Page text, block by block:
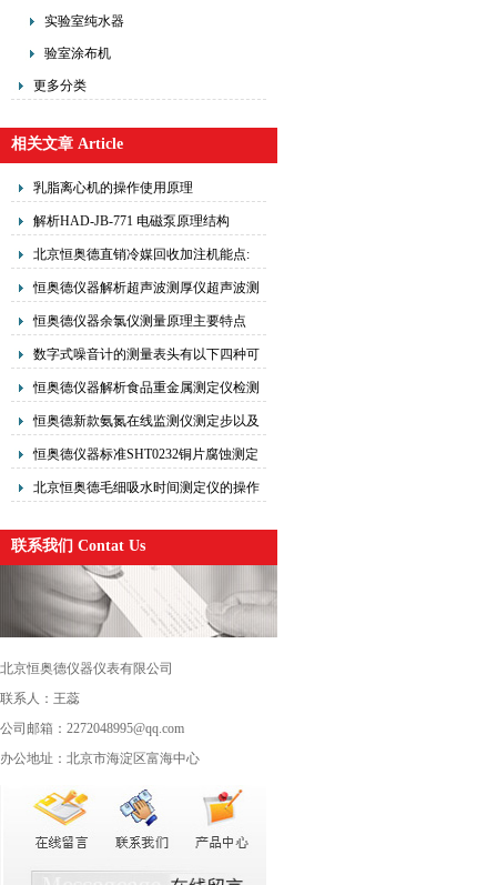
实验室纯水器
验室涂布机
更多分类
相关文章 Article
乳脂离心机的操作使用原理
解析HAD-JB-771 电磁泵原理结构
北京恒奥德直销冷媒回收加注机能点:
恒奥德仪器解析超声波测厚仪超声波测
厚仪AR880工作原理
恒奥德仪器余氯仪测量原理主要特点
数字式噪音计的测量表头有以下四种可
供您选择
恒奥德仪器解析食品重金属测定仪检测
原理操作流程食品中铅汞总镉总砷六价
恒奥德新款氨氮在线监测仪测定步以及
原理
恒奥德仪器标准SHT0232铜片腐蚀测定
仪的操作使用原理
‌北京恒奥德毛细吸水时间测定仪‌的操作
联系我们 Contat Us
北京恒奥德仪器仪表有限公司
联系人：王蕊
公司邮箱：2272048995@qq.com
办公地址：北京市海淀区富海中心